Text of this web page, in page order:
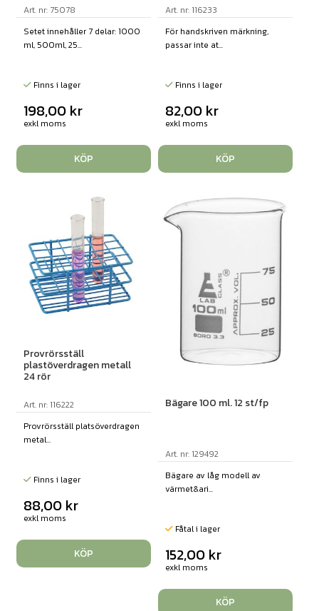
Art. nr: 75078
Setet innehåller 7 delar: 1000
ml, 500ml, 25...
Finns i lager
198,00 kr
exkl moms
KÖP
Art. nr: 116233
För handskriven märkning,
passar inte at...
Finns i lager
82,00 kr
exkl moms
KÖP
Provrörsställ
plastöverdragen metall
24 rör
Art. nr: 116222
Provrörsställ platsöverdragen
metal...
Finns i lager
88,00 kr
exkl moms
KÖP
Bägare 100 ml. 12 st/fp
Art. nr: 129492
Bägare av låg modell av
värmet&ari...
Fåtal i lager
152,00 kr
exkl moms
KÖP